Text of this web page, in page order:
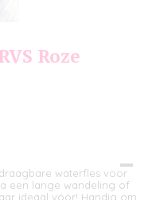
Roze
waterfles voor
een lange wandeling of
ideaal voor! Handig om